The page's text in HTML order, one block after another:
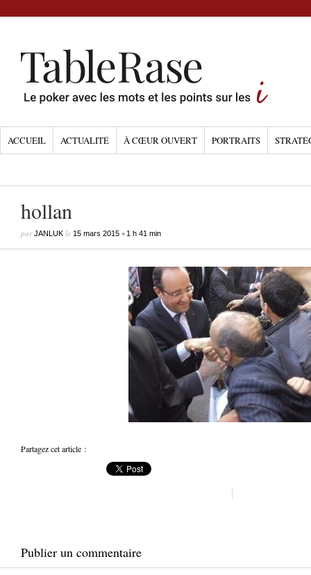
ACCUEIL ACTUALITÉ À CŒUR OUVERT PORTRAITS
hollan
parJANLUK le 15 mars 2015 • 1 h 41 min
Partagez cet article :
Publier un commentaire